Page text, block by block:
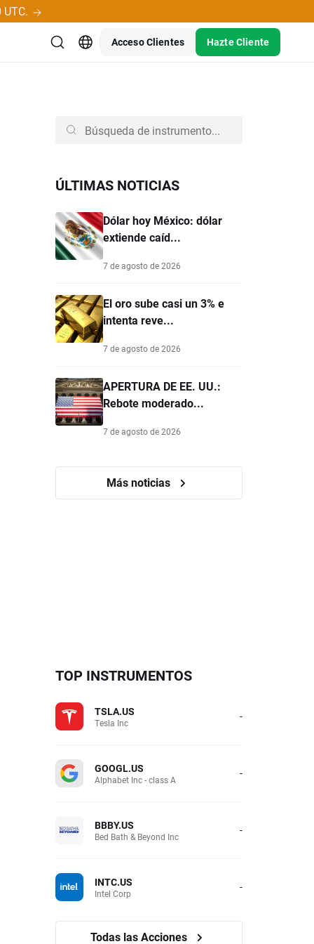
Acceso Clientes Hazte Cliente
ÚLTIMAS NOTICIAS
Dólar hoy México: dólar
extiende caíd...
7 de agosto de 2026
El oro sube casi un 3% e
intenta reve...
7 de agosto de 2026
APERTURA DE EE. UU.:
Rebote moderado...
7 de agosto de 2026
Más noticias
TOP INSTRUMENTOS
TSLA.US
Tesla Inc -
GOOGL.US
Alphabet Inc - class A -
BBBY.US
Bed Bath & Beyond Inc -
INTC.US
Intel Corp -
Todas las Acciones